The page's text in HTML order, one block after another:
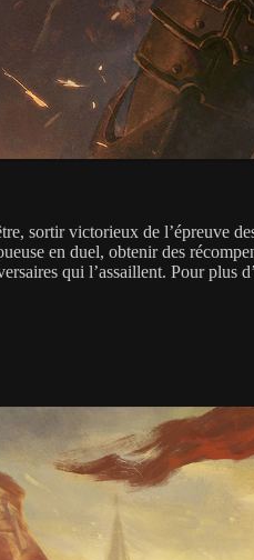
sortir victorieux de l’épreuve
en duel, obtenir des
qui l’assaillent. Pour plus